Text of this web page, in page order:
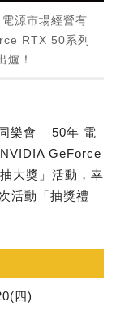
源市場經營有
RTX 50系列
爐！
樂會 – 50年 電
GeForce
大獎」活動，幸
活動「抽獎禮
四)